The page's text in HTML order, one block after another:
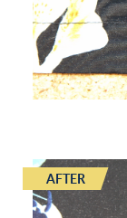
AFTER